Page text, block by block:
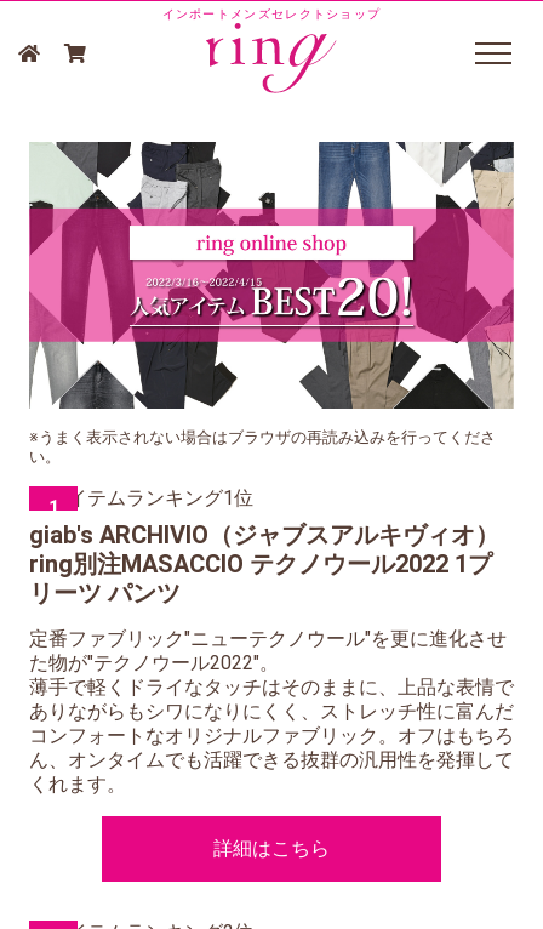
インポートメンズセレクトショップ
※うまく表示されない場合はブラウザの再読み込みを行ってくださ
い。
1
giab's ARCHIVIO（ジャブスアルキヴィオ）
ring別注MASACCIO テクノウール2022 1プ
リーツ パンツ
定番ファブリック"ニューテクノウール"を更に進化させ
た物が"テクノウール2022"。
薄手で軽くドライなタッチはそのままに、上品な表情で
ありながらもシワになりにくく、ストレッチ性に富んだ
コンフォートなオリジナルファブリック。オフはもちろ
ん、オンタイムでも活躍できる抜群の汎用性を発揮して
くれます。
詳細はこちら